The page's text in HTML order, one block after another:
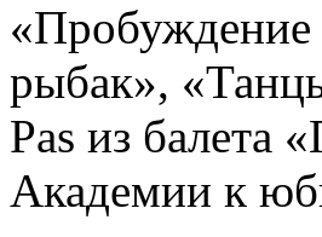
«Пробуждение
рыбак»,
Pas из балета
Академии к